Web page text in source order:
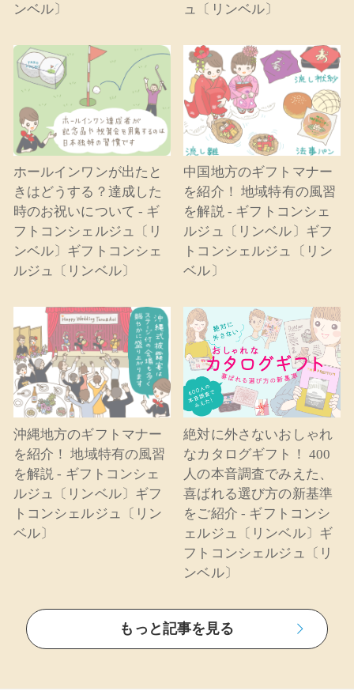
ンベル〕
ュ〔リンベル〕
ホールインワンが出たと
きはどうする？達成した
時のお祝いについて - ギ
フトコンシェルジュ〔リ
ンベル〕ギフトコンシェ
ルジュ〔リンベル〕
中国地方のギフトマナー
を紹介！ 地域特有の風習
を解説 - ギフトコンシェ
ルジュ〔リンベル〕ギフ
トコンシェルジュ〔リン
ベル〕
沖縄地方のギフトマナー
を紹介！ 地域特有の風習
を解説 - ギフトコンシェ
ルジュ〔リンベル〕ギフ
トコンシェルジュ〔リン
ベル〕
絶対に外さないおしゃれ
なカタログギフト！ 400
人の本音調査でみえた、
喜ばれる選び方の新基準
をご紹介 - ギフトコンシ
ェルジュ〔リンベル〕ギ
フトコンシェルジュ〔リ
ンベル〕
もっと記事を見る